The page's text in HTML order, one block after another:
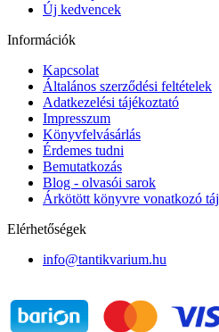
Új kedvencek
Információk
Kapcsolat
Általános szerződési feltételek
Adatkezelési tájékoztató
Impresszum
Könyvfelvásárlás
Érdemes tudni
Bemutatkozás
Blog - olvasói sarok
Árkötött könyvre vonatkozó
Elérhetőségek
info@tantikvarium.hu